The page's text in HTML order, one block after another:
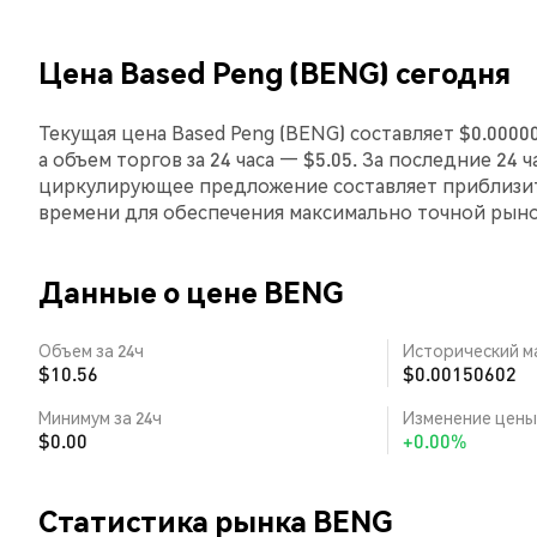
Цена Based Peng (BENG) сегодня
Текущая цена Based Peng (BENG) составляет
а объем торгов за 24 часа — $5.05. За последние 24
циркулирующее предложение составляет
времени для обеспечения максимально точной
Данные о цене BENG
Объем за 24ч
$10.56
Исторический
$0.00150602
Минимум за 24ч
$0.00
Изменение цены
+0.00%
Статистика рынка BENG